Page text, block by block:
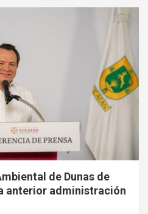
de Dunas de
anterior administración